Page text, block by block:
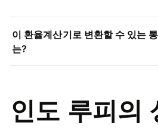
이 환율계산기로 변환할 수 있는
는?
인도 루피의